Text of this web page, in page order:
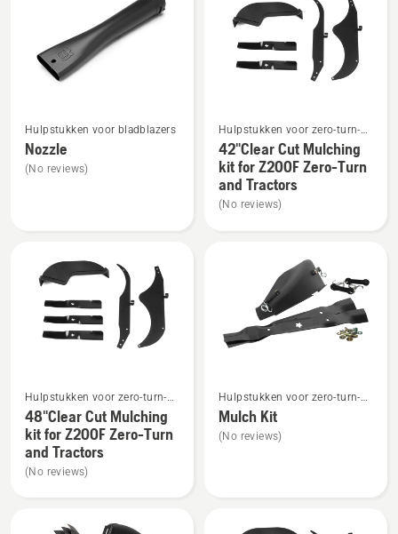
meer
details
over
Hulpstukken voor bladblazers
Nozzle
(No reviews)
meer
details
over
42"Clear
Turn
Tractors
Hulpstukken voor zero-turn-
maaiers
42"Clear Cut Mulching
kit for Z200F Zero-Turn
and Tractors
(No reviews)
meer
details
over
48"Clear
Hulpstukken voor zero-turn-
maaiers
48"Clear Cut Mulching
kit for Z200F Zero-Turn
and Tractors
(No reviews)
meer
details
over
Hulpstukken voor zero-turn-
maaiers
Mulch Kit
(No reviews)